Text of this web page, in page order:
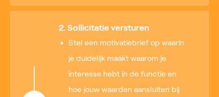
2. Sollicitatie versturen
Stel een motivatiebrief op waarin
je duidelijk maakt waarom je
interesse hebt in de functie en
hoe jouw waarden aansluiten bij